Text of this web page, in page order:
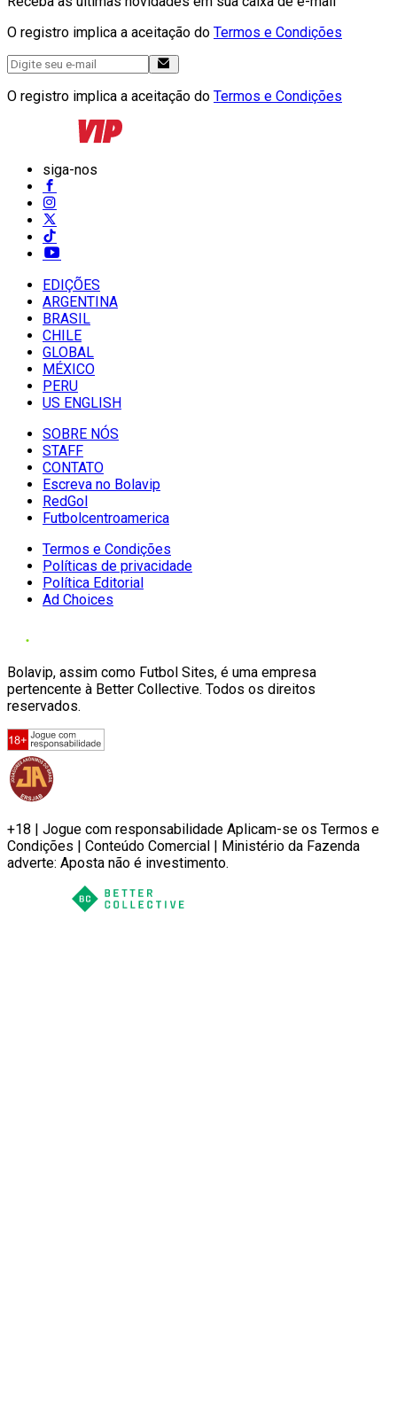
O registro implica a aceitação do Termos e Condições
O registro implica a aceitação do Termos e Condições
siga-nos
EDIÇÕES
ARGENTINA
BRASIL
CHILE
GLOBAL
MÉXICO
PERU
US ENGLISH
SOBRE NÓS
STAFF
CONTATO
Escreva no Bolavip
RedGol
Futbolcentroamerica
Termos e Condições
Políticas de privacidade
Política Editorial
Ad Choices
Bolavip, assim como Futbol Sites, é uma empresa
pertencente à Better Collective. Todos os direitos
reservados.
+18 | Jogue com responsabilidade Aplicam-se os Termos e
Condições | Conteúdo Comercial | Ministério da Fazenda
adverte: Aposta não é investimento.